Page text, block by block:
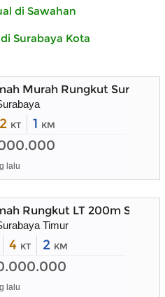
di Sawahan
Surabaya Kota
Murah Rungkut
2 KT 1 KM
lalu
Rungkut LT 200m
Timur
4 KT 2 KM
lalu